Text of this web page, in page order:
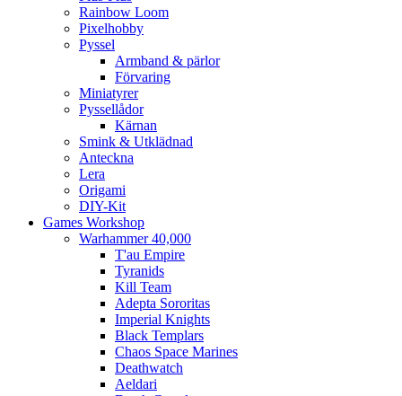
Rainbow Loom
Pixelhobby
Pyssel
Armband & pärlor
Förvaring
Miniatyrer
Pyssellådor
Kärnan
Smink & Utklädnad
Anteckna
Lera
Origami
DIY-Kit
Games Workshop
Warhammer 40,000
T'au Empire
Tyranids
Kill Team
Adepta Sororitas
Imperial Knights
Black Templars
Chaos Space Marines
Deathwatch
Aeldari